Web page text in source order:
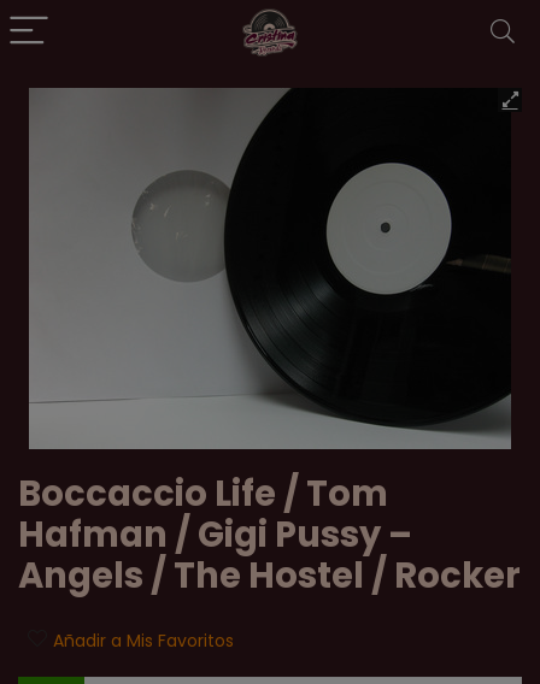
Boccaccio Life / Tom
Hafman / Gigi Pussy ‎–
Angels / The Hostel / Rocker
Añadir a Mis Favoritos